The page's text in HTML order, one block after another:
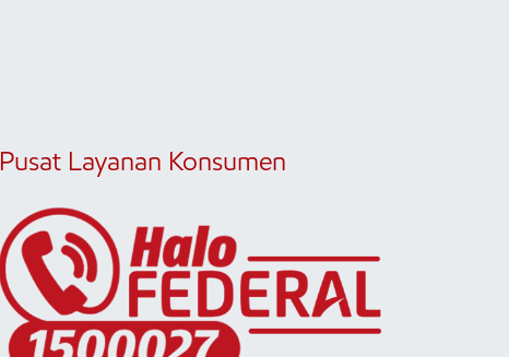
Pusat Layanan Konsumen